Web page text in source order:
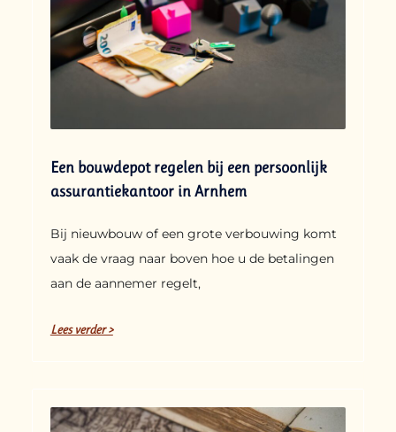
Een bouwdepot regelen bij een persoonlijk
assurantiekantoor in Arnhem
Bij nieuwbouw of een grote verbouwing komt
vaak de vraag naar boven hoe u de betalingen
aan de aannemer regelt,
Lees verder >